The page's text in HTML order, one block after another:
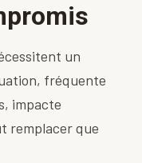
un
fréquente
, impacte
remplacer que